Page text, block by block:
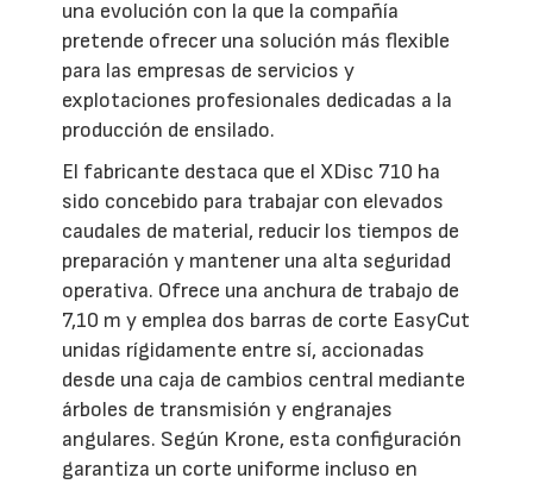
una evolución con la que la compañía
pretende ofrecer una solución más flexible
para las empresas de servicios y
explotaciones profesionales dedicadas a la
producción de ensilado.
El fabricante destaca que el XDisc 710 ha
sido concebido para trabajar con elevados
caudales de material, reducir los tiempos de
preparación y mantener una alta seguridad
operativa. Ofrece una anchura de trabajo de
7,10 m y emplea dos barras de corte EasyCut
unidas rígidamente entre sí, accionadas
desde una caja de cambios central mediante
árboles de transmisión y engranajes
angulares. Según Krone, esta configuración
garantiza un corte uniforme incluso en